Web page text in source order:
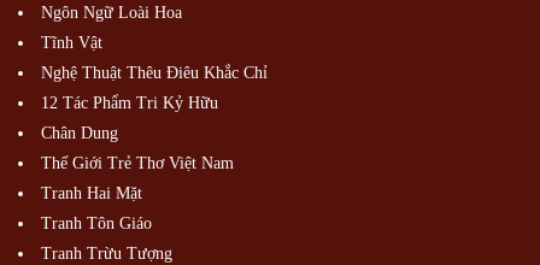
Ngôn Ngữ Loài Hoa
Tĩnh Vật
Nghệ Thuật Thêu Điêu Khắc Chỉ
12 Tác Phẩm Tri Kỷ Hữu
Chân Dung
Thế Giới Trẻ Thơ Việt Nam
Tranh Hai Mặt
Tranh Tôn Giáo
Tranh Trừu Tượng